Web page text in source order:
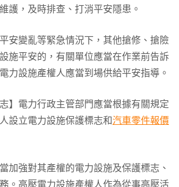
護，及時排查、打消平安隱患。
安變亂等緊急情況下，其他搶修、搶險
施平安的，有關單位應當在作業前告訴
力設施產權人應當到場供給平安指導。
】電力行政主管部門應當根據有關規定
設立電力設施保護標志和汽車零件報價
加強對其產權的電力設施及保護標志、